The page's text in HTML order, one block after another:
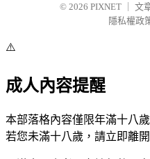
© 2026 PIXNET
文
隱私權政
⚠️
成人內容提醒
本部落格內容僅限年滿十八
若您未滿十八歲，請立即離開